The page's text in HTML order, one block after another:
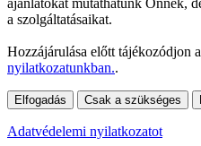
a szolgáltatásaikat.
Hozzájárulása előtt tájékozódjon
nyilatkozatunkban..
Elfogadás Csak a szükséges
Adatvédelemi nyilatkozatot